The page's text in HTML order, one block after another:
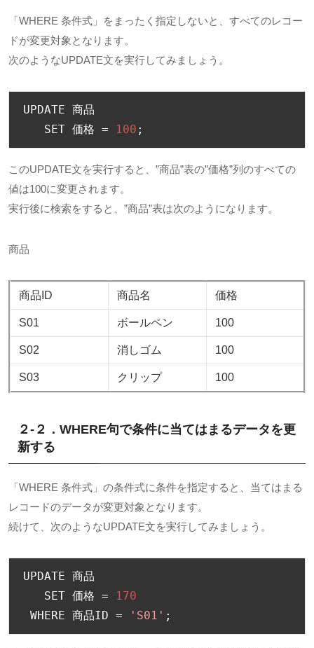
「WHERE 条件式」をまったく指定しないと、すべてのレコー
ドが変更対象となります。
次のようなUPDATE文を実行してみましょう。
UPDATE 商品
   SET
価格 = 100 ;
このUPDATE文を実行すると、”商品”表の”価格”列のすべての
値は100に変更されます。
実行後に検索をすると、”商品”表は次のようになります。
商品
商品ID 商品名 価格
S01 ボールペン 100
S02 消しゴム 100
S03 クリップ 100
２-２．WHERE句で条件に当てはまるデータを更
新する
「WHERE 条件式」の条件式に条件を指定すると、当てはまる
レコードのデータが変更対象となります。
続けて、次のようなUPDATE文を実行してみましょう。
UPDATE 商品
   SET
価格 =
170
WHERE 商品ID = 'S01' ;